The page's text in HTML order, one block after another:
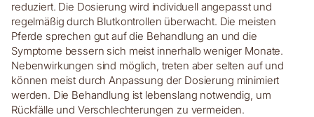
reduziert. Die Dosierung wird individuell angepasst und
regelmäßig durch Blutkontrollen überwacht. Die meisten
Pferde sprechen gut auf die Behandlung an und die
Symptome bessern sich meist innerhalb weniger Monate.
Nebenwirkungen sind möglich, treten aber selten auf und
können meist durch Anpassung der Dosierung minimiert
werden. Die Behandlung ist lebenslang notwendig, um
Rückfälle und Verschlechterungen zu vermeiden.